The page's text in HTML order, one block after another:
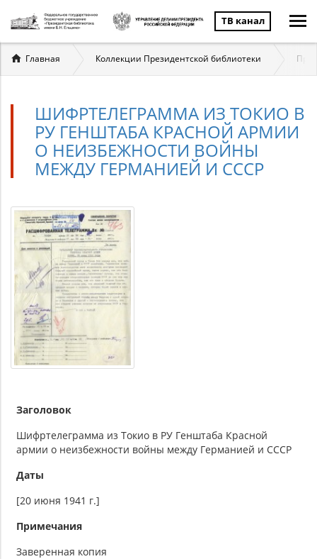
ТВ канал
Вы
здесь
Главная Коллекции Президентской библиотеки
ШИФРТЕЛЕГРАММА ИЗ ТОКИО В
РУ ГЕНШТАБА КРАСНОЙ АРМИИ
О НЕИЗБЕЖНОСТИ ВОЙНЫ
МЕЖДУ ГЕРМАНИЕЙ И СССР
Заголовок
Шифртелеграмма из Токио в РУ Генштаба Красной
армии о неизбежности войны между Германией и СССР
Даты
[20 июня 1941 г.]
Примечания
Заверенная копия